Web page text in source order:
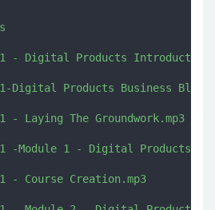
- Digital Products
Digital Products Business
- Laying The Groundwork.mp3
-Module 1 - Digital Products
- Course Creation.mp3